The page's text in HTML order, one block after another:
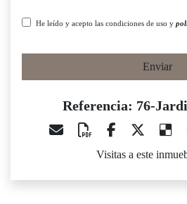
He leído y acepto las condiciones de uso y
Enviar
Referencia: 76-
Visitas a este